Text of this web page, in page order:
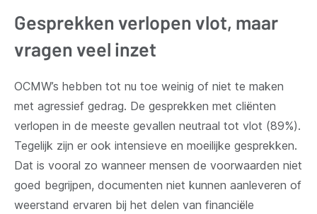
Gesprekken verlopen vlot, maar
vragen veel inzet
OCMW’s hebben tot nu toe weinig of niet te maken
met agressief gedrag. De gesprekken met cliënten
verlopen in de meeste gevallen neutraal tot vlot (89%).
Tegelijk zijn er ook intensieve en moeilijke gesprekken.
Dat is vooral zo wanneer mensen de voorwaarden niet
goed begrijpen, documenten niet kunnen aanleveren of
weerstand ervaren bij het delen van financiële